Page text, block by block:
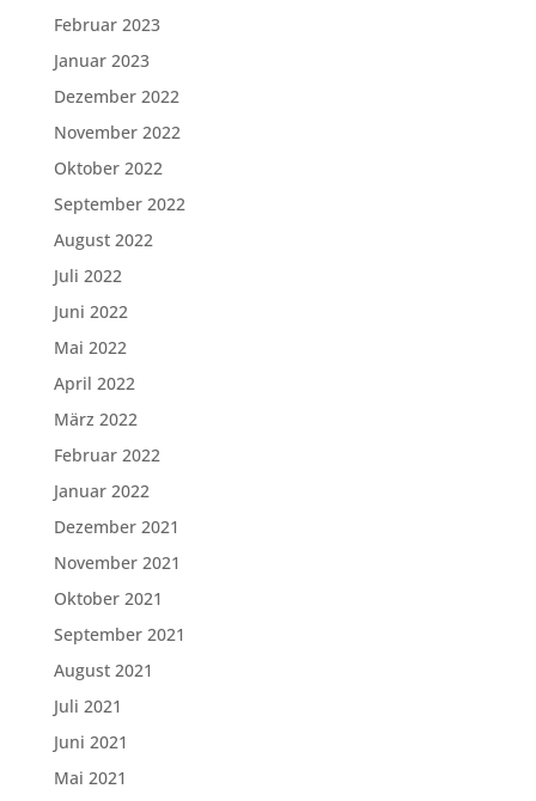
Februar 2023
Januar 2023
Dezember 2022
November 2022
Oktober 2022
September 2022
August 2022
Juli 2022
Juni 2022
Mai 2022
April 2022
März 2022
Februar 2022
Januar 2022
Dezember 2021
November 2021
Oktober 2021
September 2021
August 2021
Juli 2021
Juni 2021
Mai 2021